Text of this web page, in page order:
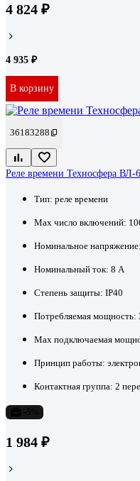
4 824 ₽
4 935 ₽
В корзину
36183288
Реле времени Техносфера ВЛ-
Тип: реле времени
Max число включений:
Номинальное напряжение:
Номинальный ток: 8 А
Степень защиты: IP40
Потребляемая мощность:
Max подключаемая
Принцип работы:
Контактная группа: 2
1 984 ₽